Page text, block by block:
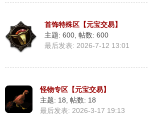
网
首饰特殊区【元宝交易】
主题: 600 帖数: 600
最后发表: 2026-7-12 13:01
怪物专区【元宝交易】
主题: 18 帖数: 18
最后发表: 2026-3-17 19:13